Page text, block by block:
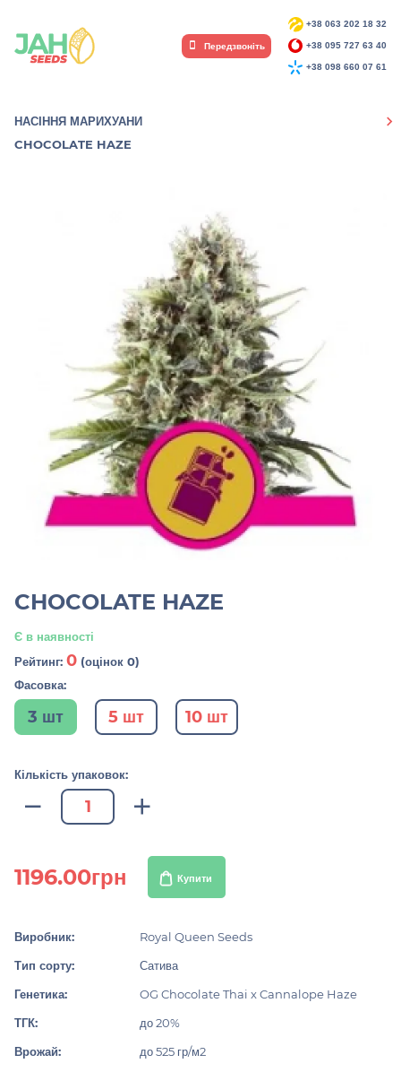
+38 063 202 18 32
+38 095 727 63 40
+38 098 660 07 61
Передзвоніть
НАСІННЯ МАРИХУАНИ
CHOCOLATE HAZE
CHOCOLATE HAZE
Є в наявності
Рейтинг: 0 (оцінок 0)
Фасовка:
3 шт 5 шт 10 шт
Кількість упаковок:
1196.00грн Купити
Виробник:
Royal Queen Seeds
Тип сорту:
Сатива
Генетика:
OG Chocolate Thai x Cannalope Haze
ТГК:
до 20%
Врожай:
до 525 гр/м2